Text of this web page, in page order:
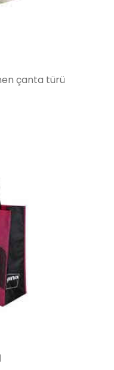
çanta türü